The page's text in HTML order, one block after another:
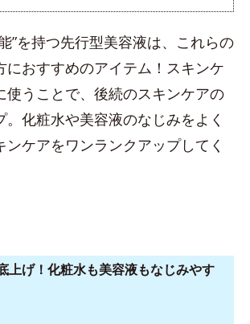
”を持つ先行型美容液は、これらの
におすすめのアイテム！スキンケ
使うことで、後続のスキンケアの
。化粧水や美容液のなじみをよく
ンケアをワンランクアップしてく
上げ！化粧水も美容液もなじみやす